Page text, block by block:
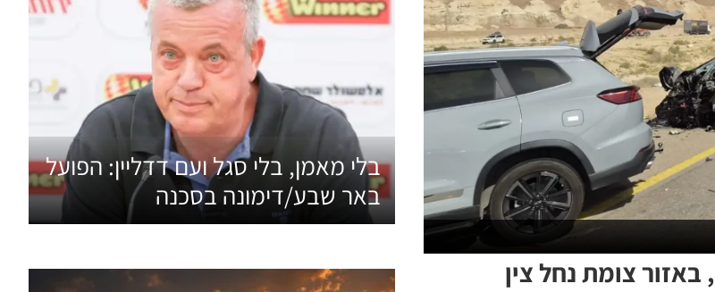
תאונת דרכים קטלנית אירעה הבוקר בכביש 90, באזור צומת נחל צין
בלי מאמן, בלי סגל ועם דדליין: הפועל
באר שבע/דימונה בסכנה